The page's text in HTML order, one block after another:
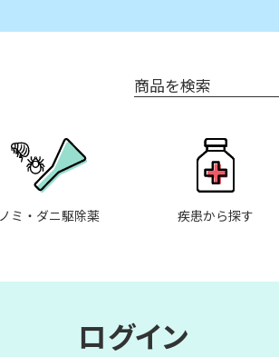
商品を検索
ノミ・ダニ駆除薬 疾患から探す
ログイン